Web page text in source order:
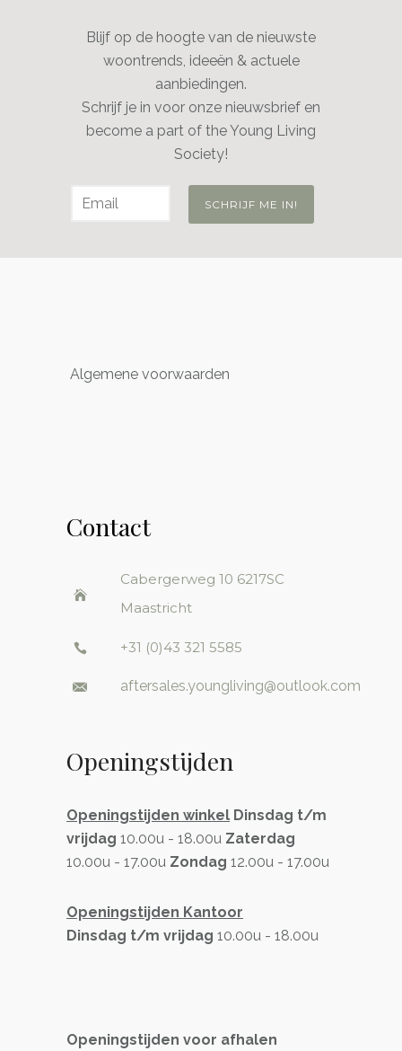
Blijf op de hoogte van de nieuwste
woontrends, ideeën & actuele
aanbiedingen.
Schrijf je in voor onze nieuwsbrief en
become a part of the Young Living
Society!
Algemene voorwaarden
Contact
Cabergerweg 10 6217SC
Maastricht
+31 (0)43 321 5585
aftersales.youngliving@outlook.com
Openingstijden
Openingstijden winkel Dinsdag t/m
vrijdag 10.00u - 18.00u Zaterdag
10.00u - 17.00u Zondag 12.00u - 17.00u
Openingstijden Kantoor
Dinsdag t/m vrijdag 10.00u - 18.00u
Openingstijden voor afhalen